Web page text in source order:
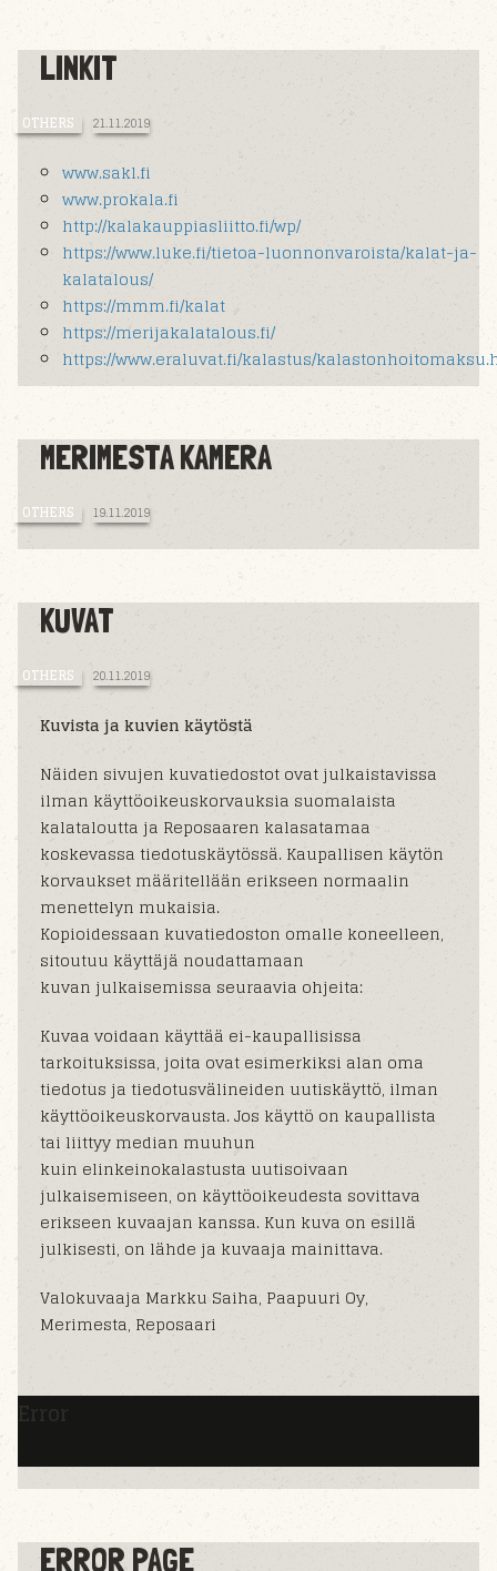
LINKIT
OTHERS 21.11.2019
www.sakl.fi
www.prokala.fi
http://kalakauppiasliitto.fi/wp/
https://www.luke.fi/tietoa-luonnonvaroista/kalat-ja-
kalatalous/
https://mmm.fi/kalat
https://merijakalatalous.fi/
https://www.eraluvat.fi/kalastus/
MERIMESTA KAMERA
OTHERS 19.11.2019
KUVAT
OTHERS 20.11.2019
Kuvista ja kuvien käytöstä
Näiden sivujen kuvatiedostot ovat julkaistavissa
ilman käyttöoikeuskorvauksia suomalaista
kalataloutta ja Reposaaren kalasatamaa
koskevassa tiedotuskäytössä. Kaupallisen käytön
korvaukset määritellään erikseen normaalin
menettelyn mukaisia.
Kopioidessaan kuvatiedoston omalle koneelleen,
sitoutuu käyttäjä noudattamaan
kuvan julkaisemissa seuraavia ohjeita:
Kuvaa voidaan käyttää ei-kaupallisissa
tarkoituksissa, joita ovat esimerkiksi alan oma
tiedotus ja tiedotusvälineiden uutiskäyttö, ilman
käyttöoikeuskorvausta. Jos käyttö on kaupallista
tai liittyy median muuhun
kuin elinkeinokalastusta uutisoivaan
julkaisemiseen, on käyttöoikeudesta sovittava
erikseen kuvaajan kanssa. Kun kuva on esillä
julkisesti, on lähde ja kuvaaja mainittava.
Valokuvaaja Markku Saiha, Paapuuri Oy,
Merimesta, Reposaari
Error
ERROR PAGE